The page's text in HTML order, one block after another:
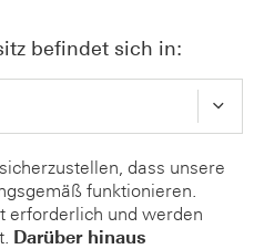
befindet sich in:
dass unsere
funktionieren.
erforderlich und werden
Darüber hinaus